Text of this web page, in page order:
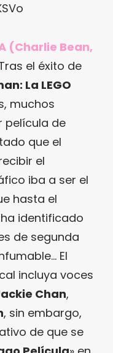
(Charlie Bean,
el éxito de
La LEGO
muchos
película de
que el
el
iba a ser el
hasta el
identificado
de segunda
El
incluya voces
Chan,
, sin embargo,
de que se